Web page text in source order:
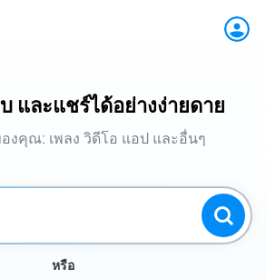
และแชร์ได้อย่างง่ายดาย
งคุณ: เพลง วิดีโอ แอป และอื่นๆ
หรือ